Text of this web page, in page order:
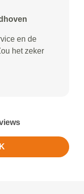
en de
het zeker